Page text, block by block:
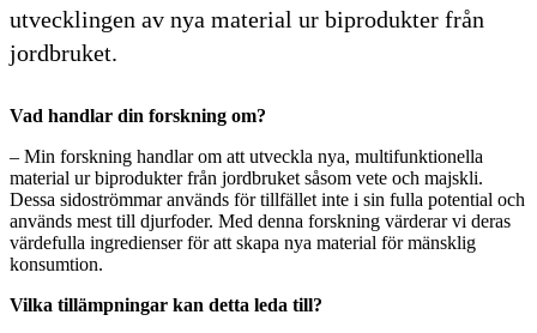
utvecklingen av nya material ur biprodukter från
jordbruket.
Vad handlar din forskning om?
– Min forskning handlar om att utveckla nya, multifunktionella
material ur biprodukter från jordbruket såsom vete och majskli.
Dessa sidoströmmar används för tillfället inte i sin fulla potential och
används mest till djurfoder. Med denna forskning värderar vi deras
värdefulla ingredienser för att skapa nya material för mänsklig
konsumtion.
Vilka tillämpningar kan detta leda till?